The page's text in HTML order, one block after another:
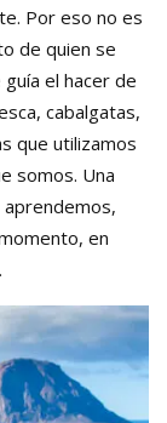
Por eso no es
de quien se
el hacer de
cabalgatas,
que utilizamos
somos. Una
en